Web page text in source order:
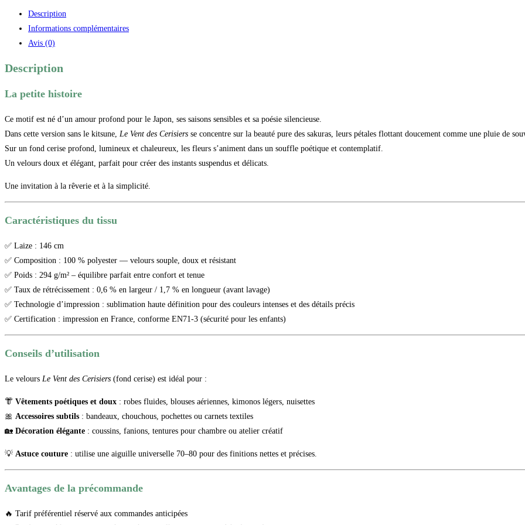
Description
Informations complémentaires
Avis (0)
Description
La petite histoire
Ce motif est né d’un amour profond pour le Japon, ses saisons sensibles et sa poésie silencieuse.
Dans cette version sans le kitsune, Le Vent des Cerisiers se concentre sur la beauté pure des sakuras, leurs pétales flottant doucement comme une pluie de
Sur un fond cerise profond, lumineux et chaleureux, les fleurs s’animent dans un souffle poétique et contemplatif.
Un velours doux et élégant, parfait pour créer des instants suspendus et délicats.
Une invitation à la rêverie et à la simplicité.
Caractéristiques du tissu
✅ Laize : 146 cm
✅ Composition : 100 % polyester — velours souple, doux et résistant
✅ Poids : 294 g/m² – équilibre parfait entre confort et tenue
✅ Taux de rétrécissement : 0,6 % en largeur / 1,7 % en longueur (avant lavage)
✅ Technologie d’impression : sublimation haute définition pour des couleurs intenses et des détails précis
✅ Certification : impression en France, conforme EN71-3 (sécurité pour les enfants)
Conseils d’utilisation
Le velours Le Vent des Cerisiers (fond cerise) est idéal pour :
👘 Vêtements poétiques et doux : robes fluides, blouses aériennes, kimonos légers, nuisettes
🎀 Accessoires subtils : bandeaux, chouchous, pochettes ou carnets textiles
🏡 Décoration élégante : coussins, fanions, tentures pour chambre ou atelier créatif
💡 Astuce couture : utilise une aiguille universelle 70–80 pour des finitions nettes et précises.
Avantages de la précommande
🔥 Tarif préférentiel réservé aux commandes anticipées